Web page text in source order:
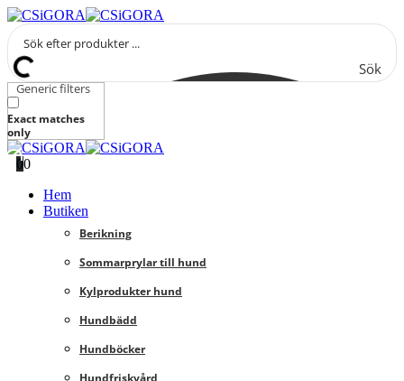
Sök
Generic filters
Exact matches
only
00
Hem
Butiken
Berikning
Sommarprylar till hund
Kylprodukter hund
Hundbädd
Hundböcker
Hundfriskvård